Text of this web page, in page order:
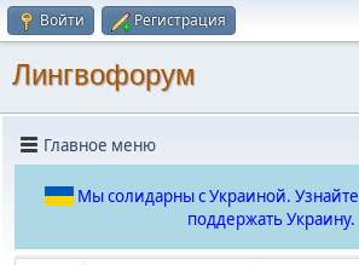
Войти Регистрация
Лингвофорум
Главное меню
Мы солидарны с Украиной. Узнайте
поддержать Украину.